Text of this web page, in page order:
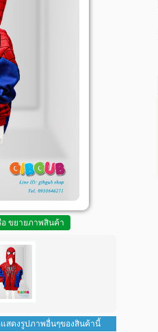
ขยายภาพสินค้า
แสดงรูปภาพอื่นๆของสินค้านี้